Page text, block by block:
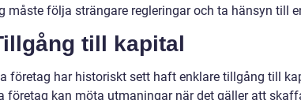
måste följa strängare regleringar och ta hänsyn till
till kapital
företag har historiskt sett haft enklare tillgång till
företag kan möta utmaningar när det gäller att